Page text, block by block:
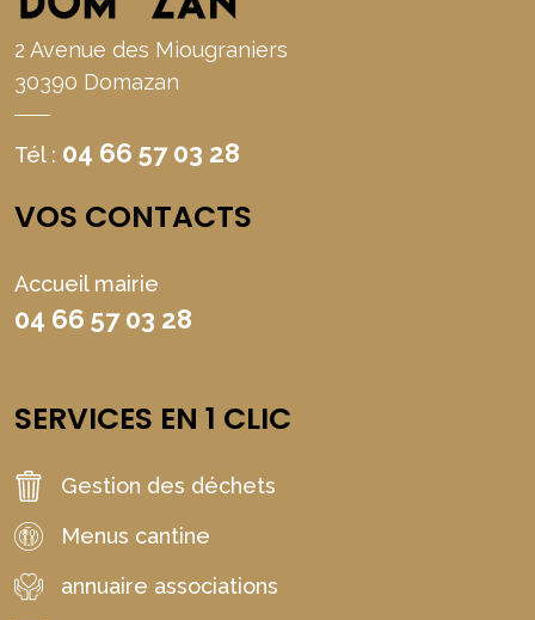
2 Avenue des Miougraniers
30390 Domazan
Tél : 04 66 57 03 28
VOS CONTACTS
Accueil mairie
04 66 57 03 28
SERVICES EN 1 CLIC
Gestion des déchets
Menus cantine
annuaire associations